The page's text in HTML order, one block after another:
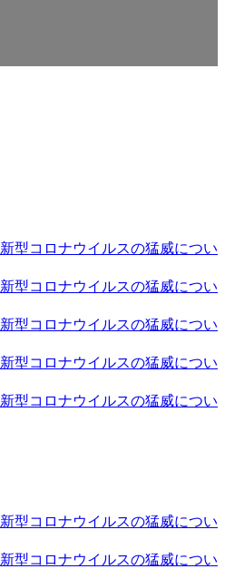
新型コロナウイルスの猛威につい
新型コロナウイルスの猛威につい
新型コロナウイルスの猛威につい
新型コロナウイルスの猛威につい
新型コロナウイルスの猛威につい
新型コロナウイルスの猛威につい
新型コロナウイルスの猛威につい